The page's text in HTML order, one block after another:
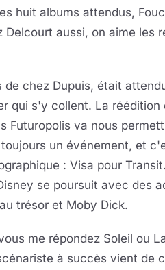
huit albums attendus,
aussi, on aime les
chez Dupuis, était
qui s'y collent. La réédition
Futuropolis va nous
un événement, et
: Visa pour
se poursuit avec des
trésor et Moby Dick.
me répondez Soleil ou
à succès vient de